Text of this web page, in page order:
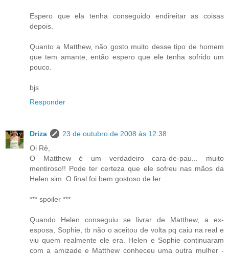
Espero que ela tenha conseguido endireitar as coisas
depois.
Quanto a Matthew, não gosto muito desse tipo de homem
que tem amante, então espero que ele tenha sofrido um
pouco.
bjs
Responder
Driza
23 de outubro de 2008 às 12:38
Oi Rê,
O Matthew é um verdadeiro cara-de-pau... muito
mentiroso!! Pode ter certeza que ele sofreu nas mãos da
Helen sim. O final foi bem gostoso de ler.
*** spoiler ***
Quando Helen conseguiu se livrar de Matthew, a ex-
esposa, Sophie, tb não o aceitou de volta pq caiu na real e
viu quem realmente ele era. Helen e Sophie continuaram
com a amizade e Matthew conheceu uma outra mulher -